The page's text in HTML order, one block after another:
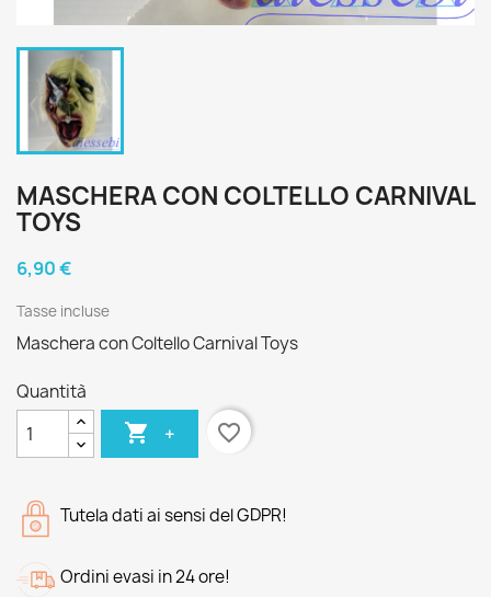
MASCHERA CON COLTELLO CARNIVAL
TOYS
6,90 €
Tasse incluse
Maschera con Coltello Carnival Toys
Quantità
 + favorite_border
Tutela dati ai sensi del GDPR!
Ordini evasi in 24 ore!